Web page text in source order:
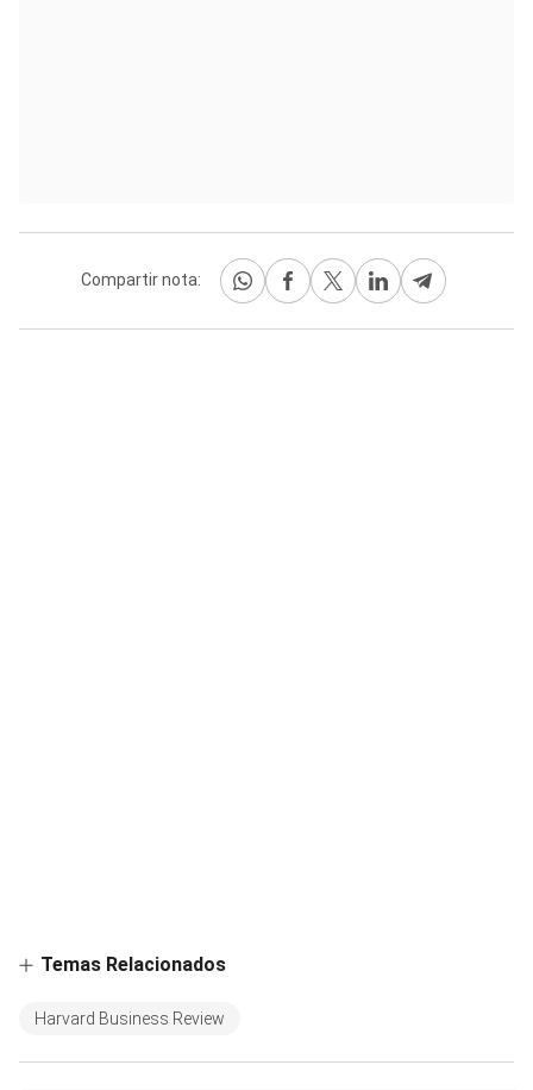
Compartir nota:
Temas Relacionados
Harvard Business Review